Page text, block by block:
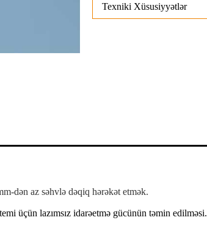
Texniki Xüsusiyyətlər
dən az səhvlə dəqiq hərəkət etmək.
üçün lazımsız idarəetmə gücünün təmin edilməsi.